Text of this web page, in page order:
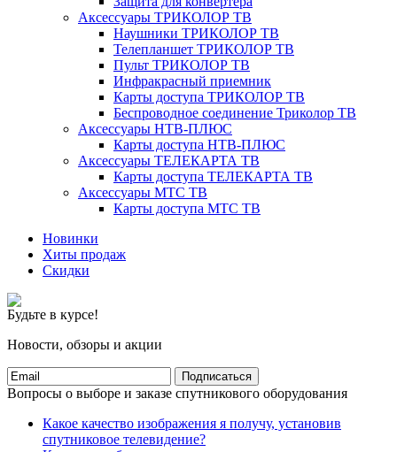
Аксессуары ТРИКОЛОР ТВ
Наушники ТРИКОЛОР ТВ
Телепланшет ТРИКОЛОР ТВ
Пульт ТРИКОЛОР ТВ
Инфракрасный приемник
Карты доступа ТРИКОЛОР ТВ
Беспроводное соединение Триколор ТВ
Аксессуары НТВ-ПЛЮС
Карты доступа НТВ-ПЛЮС
Аксессуары ТЕЛЕКАРТА ТВ
Карты доступа ТЕЛЕКАРТА ТВ
Аксессуары МТС ТВ
Карты доступа МТС ТВ
Новинки
Хиты продаж
Скидки
Будьте в курсе!
Новости, обзоры и акции
Подписаться
Вопросы о выборе и заказе спутникового оборудования
Какое качество изображения я получу, установив
спутниковое телевидение?